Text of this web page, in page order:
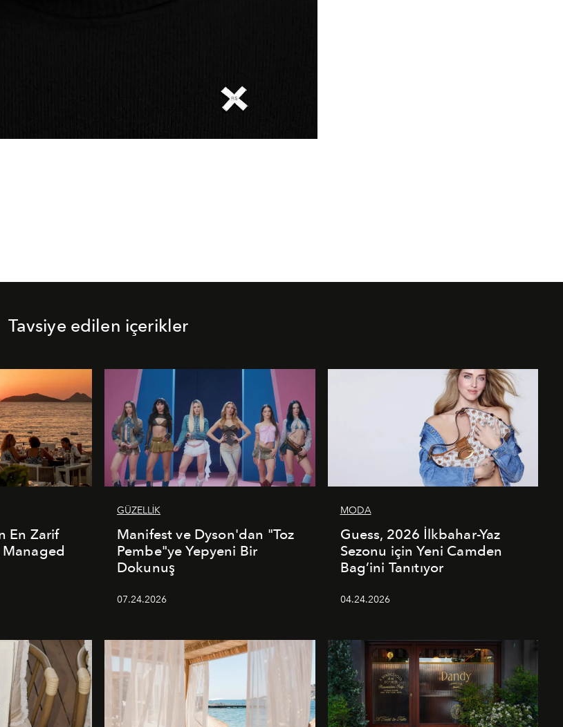
Tavsiye edilen içerikler
En Zarif
GÜZELLİK
Manifest ve Dyson'dan "Toz
Pembe"ye Yepyeni Bir
Dokunuş
07.24.2026
MODA
Guess, 2026 İlkbahar-Yaz
Sezonu için Yeni Camden
Bag’ini Tanıtıyor
04.24.2026